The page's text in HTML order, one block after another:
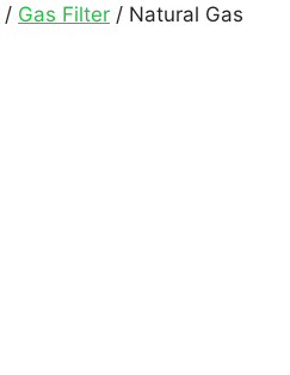
/ Gas Filter / Natural Gas